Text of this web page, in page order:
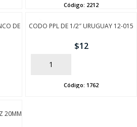
Código: 2212
DE
CODO PPL DE 1/2″ URUGUAY 12-015
$12
AÑADIR
Código: 1762
20MMCOMPRANDO